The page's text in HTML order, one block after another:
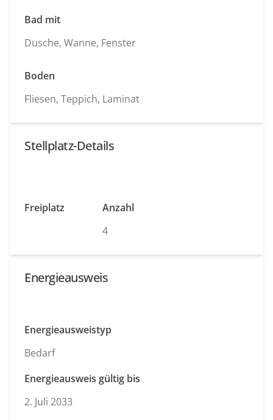
Bad mit
Dusche, Wanne, Fenster
Boden
Fliesen, Teppich, Laminat
Stellplatz-Details
Freiplatz
Anzahl
4
Energieausweis
Energieausweistyp
Bedarf
Energieausweis gültig bis
2. Juli 2033